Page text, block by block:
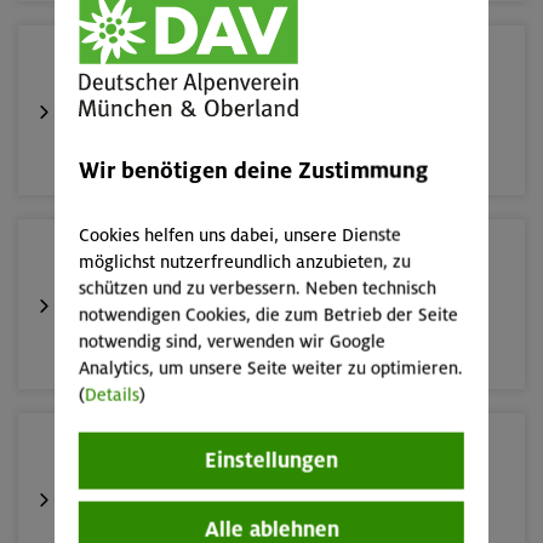
17./18./19.08.26
Aufbaukurs Klettern indoor (3 Termine)
München
16.08.26
Schnupperkletterkurs indoor
München
Wir benötigen deine Zustimmung
Cookies helfen uns dabei, unsere Dienste
möglichst nutzerfreundlich anzubieten, zu
schützen und zu verbessern. Neben technisch
notwendigen Cookies, die zum Betrieb der Seite
notwendig sind, verwenden wir Google
Analytics, um unsere Seite weiter zu optimieren.
(Details)
Einstellungen
Alle ablehnen